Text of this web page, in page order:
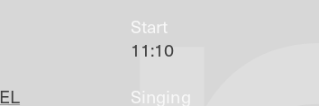
Start
11:10
Singing